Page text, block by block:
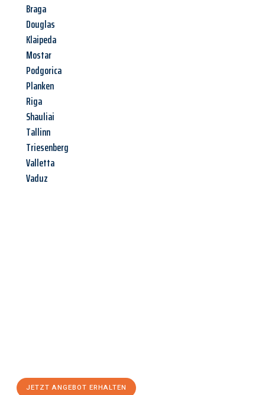
Braga
Douglas
Klaipeda
Mostar
Podgorica
Planken
Riga
Shauliai
Tallinn
Triesenberg
Valletta
Vaduz
JETZT ANGEBOT ERHALTEN